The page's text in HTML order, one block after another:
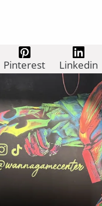
Pinterest Linkedin